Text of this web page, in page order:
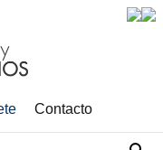
Contacto